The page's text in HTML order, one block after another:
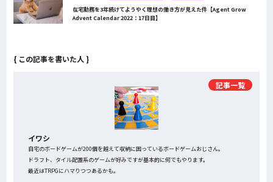
在宅勤務を3年続けてようやく理想の働き方が見えた件【Agent Grow
Advent Calendar 2022：17日目】
{ この記事を書いた人 }
イワシ
自宅のボードゲームが200個を越えて収納に困っているボードゲームおじさん。
ドラフト、タイル配置系のゲームが好みですが基本的に何でもやります。
最近はTRPGにハマりつつあるかも。
記事一覧